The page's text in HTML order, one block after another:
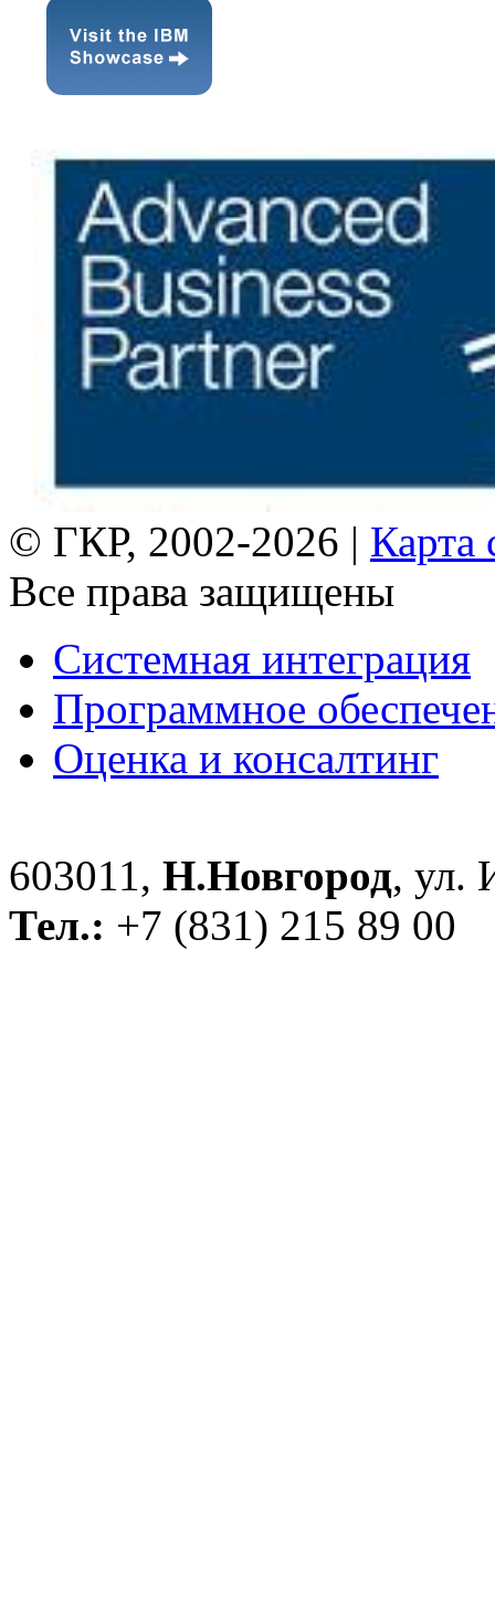
© ГКР, 2002-2026 | Карта
Все права защищены
Системная интеграция
Программное
Оценка и консалтинг
603011, Н.Новгород, ул.
Тел.: +7 (831) 215 89 00